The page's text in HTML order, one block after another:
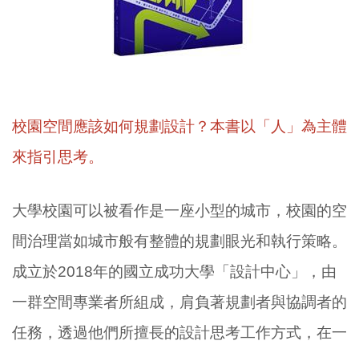
校園空間應該如何規劃設計？本書以「人」為主體
來指引思考。
大學校園可以被看作是一座小型的城市，校園的空
間治理當如城市般有整體的規劃眼光和執行策略。
成立於2018年的國立成功大學「設計中心」，由
一群空間專業者所組成，肩負著規劃者與協調者的
任務，透過他們所擅長的設計思考工作方式，在一